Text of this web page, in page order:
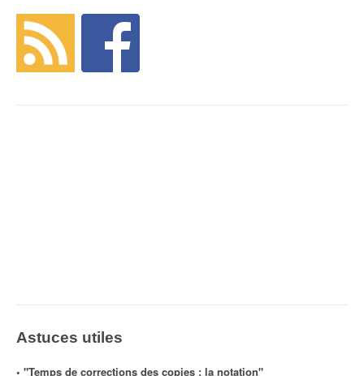
Astuces utiles
◦ "Temps de corrections des copies : la notation"